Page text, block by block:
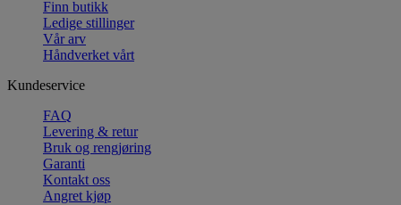
Finn butikk
Ledige stillinger
Vår arv
Håndverket vårt
Kundeservice
FAQ
Levering & retur
Bruk og rengjøring
Garanti
Kontakt oss
Angret kjøp